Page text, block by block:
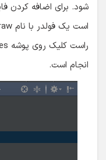
شود. برای اضافه کردن
انجام است.